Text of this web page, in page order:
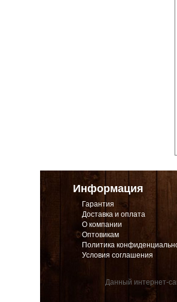
Информация
Гарантия
Доставка и оплата
О компании
Оптовикам
Политика
Условия соглашения
Данный интернет-